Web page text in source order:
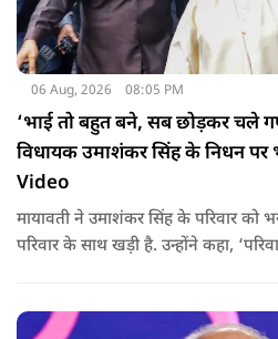
06 Aug, 2026 08:05 PM
‘भाई तो बहुत बने, सब छोड़कर चले
विधायक उमाशंकर सिंह के निधन पर
Video
मायावती ने उमाशंकर सिंह के परिवार को
परिवार के साथ खड़ी है. उन्होंने कहा,